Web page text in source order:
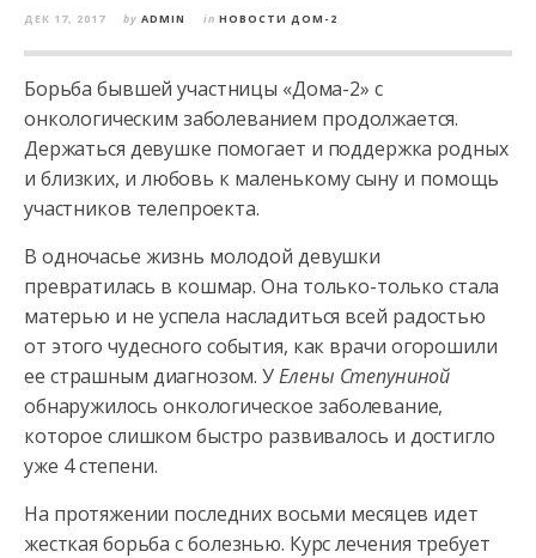
ДЕК 17, 2017 by ADMIN in НОВОСТИ ДОМ-2
Борьба бывшей участницы «Дома-2» с
онкологическим заболеванием продолжается.
Держаться девушке помогает и поддержка родных
и близких, и любовь к маленькому сыну и помощь
участников телепроекта.
В одночасье жизнь молодой девушки
превратилась в кошмар. Она только-только стала
матерью и не успела насладиться всей радостью
от этого чудесного события, как врачи огорошили
ее страшным диагнозом. УЕлены Степуниной
обнаружилось онкологическое заболевание,
которое слишком быстро развивалось и достигло
уже 4 степени.
На протяжении последних восьми месяцев идет
жесткая борьба с болезнью. Курс лечения требует